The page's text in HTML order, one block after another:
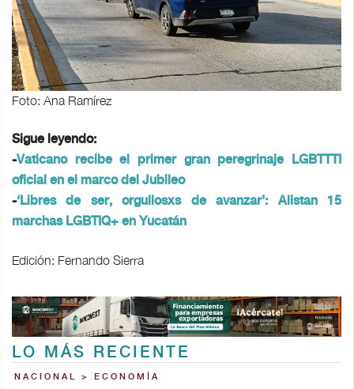
Foto: Ana Ramírez
Sigue leyendo:
-Vaticano recibe el primer gran peregrinaje LGBTTTI
oficial en el marco del Jubileo
-‘Libres de ser, orgullosxs de avanzar’: Alistan 15
marchas LGBTIQ+ en Yucatán
Edición: Fernando Sierra
LO MÁS RECIENTE
NACIONAL > ECONOMÍA